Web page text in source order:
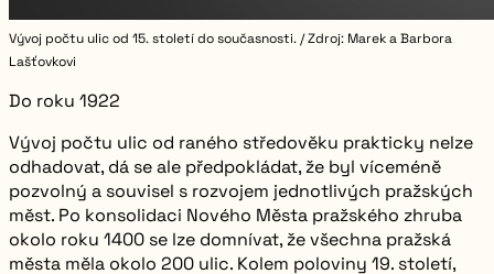
Vývoj počtu ulic od 15. století do současnosti. / Zdroj: Marek a Barbora
Lašťovkovi
Do roku 1922
Vývoj počtu ulic od raného středověku prakticky nelze
odhadovat, dá se ale předpokládat, že byl víceméně
pozvolný a souvisel s rozvojem jednotlivých pražských
měst. Po konsolidaci Nového Města pražského zhruba
okolo roku 1400 se lze domnívat, že všechna pražská
města měla okolo 200 ulic. Kolem poloviny 19. století,